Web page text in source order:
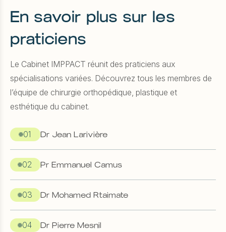
En savoir plus sur les
praticiens
Le Cabinet IMPPACT réunit des praticiens aux
spécialisations variées. Découvrez tous les membres de
l’équipe de chirurgie orthopédique, plastique et
esthétique du cabinet.
01 Dr Jean Larivière
02 Pr Emmanuel Camus
03 Dr Mohamed Rtaimate
04 Dr Pierre Mesnil